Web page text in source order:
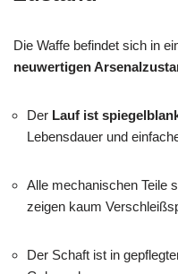
Die Waffe befindet sich in
neuwertigen
Der Lauf ist
Lebensdauer und
Alle mechanischen Teile
zeigen kaum
Der Schaft ist in